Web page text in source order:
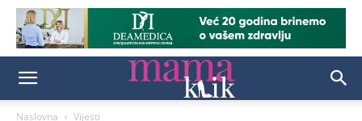
Naslovna Vijesti